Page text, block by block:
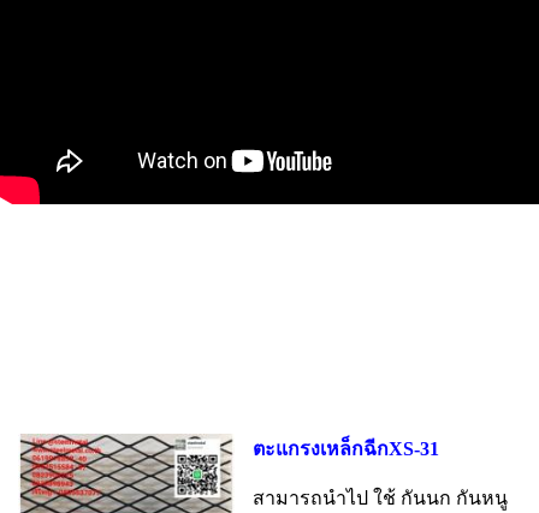
ตะแกรงเหล็กฉีกXS-31
สามารถนำไป ใช้ กันนก กันหนู